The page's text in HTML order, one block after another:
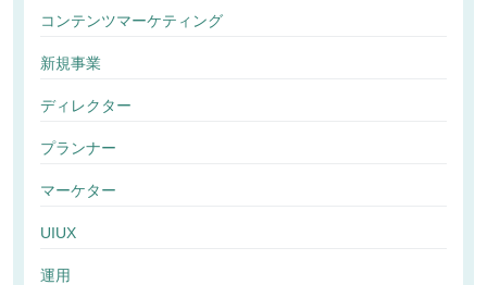
コンテンツマーケティング
新規事業
ディレクター
プランナー
マーケター
UIUX
運用